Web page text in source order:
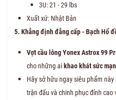
3U: 21 - 29 lbs
Xuất xứ: Nhật Bản
5. Khẳng định đẳng cấp - Bạch Hổ
Vợt cầu lông Yonex Astrox 99
cho những aikhao khát sức
Hãy sở hữu ngay siêu phẩm
trận đấu và chinh phục đỉnh cao